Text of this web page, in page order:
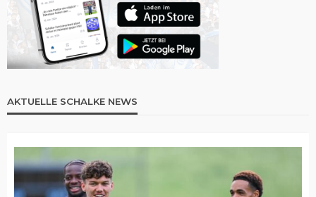
AKTUELLE SCHALKE NEWS